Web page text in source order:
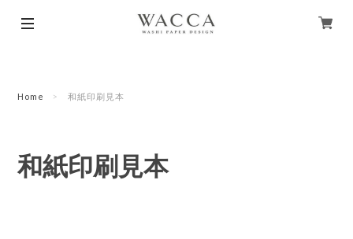
Home 和紙印刷見本
和紙印刷見本